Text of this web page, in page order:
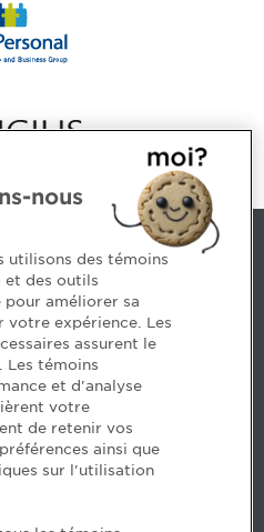
800, Montréal (Québec)
>
part of your career? See
nous
utilisons des témoins
et des outils
améliorer sa
votre expérience. Les
assurent le
Les témoins
et d'analyse
votre
de retenir vos
ainsi que
sur l'utilisation